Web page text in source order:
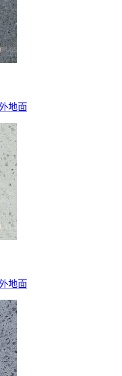
地面
地面